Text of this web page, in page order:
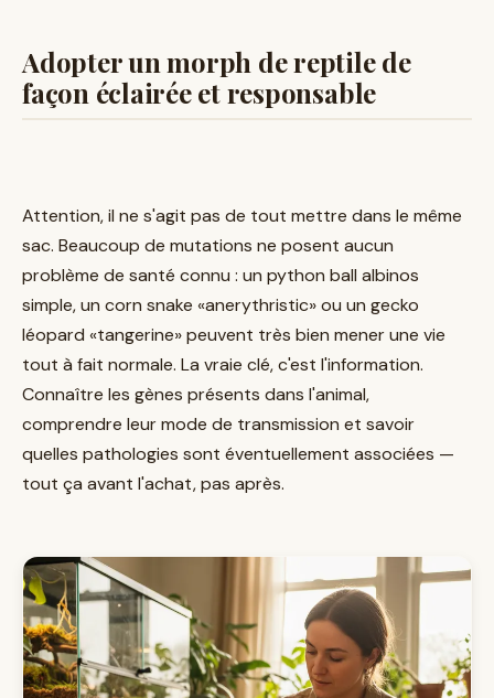
Adopter un morph de reptile de
façon éclairée et responsable
Attention, il ne s'agit pas de tout mettre dans le même
sac. Beaucoup de mutations ne posent aucun
problème de santé connu : un python ball albinos
simple, un corn snake «anerythristic» ou un gecko
léopard «tangerine» peuvent très bien mener une vie
tout à fait normale. La vraie clé, c'est l'information.
Connaître les gènes présents dans l'animal,
comprendre leur mode de transmission et savoir
quelles pathologies sont éventuellement associées —
tout ça avant l'achat, pas après.